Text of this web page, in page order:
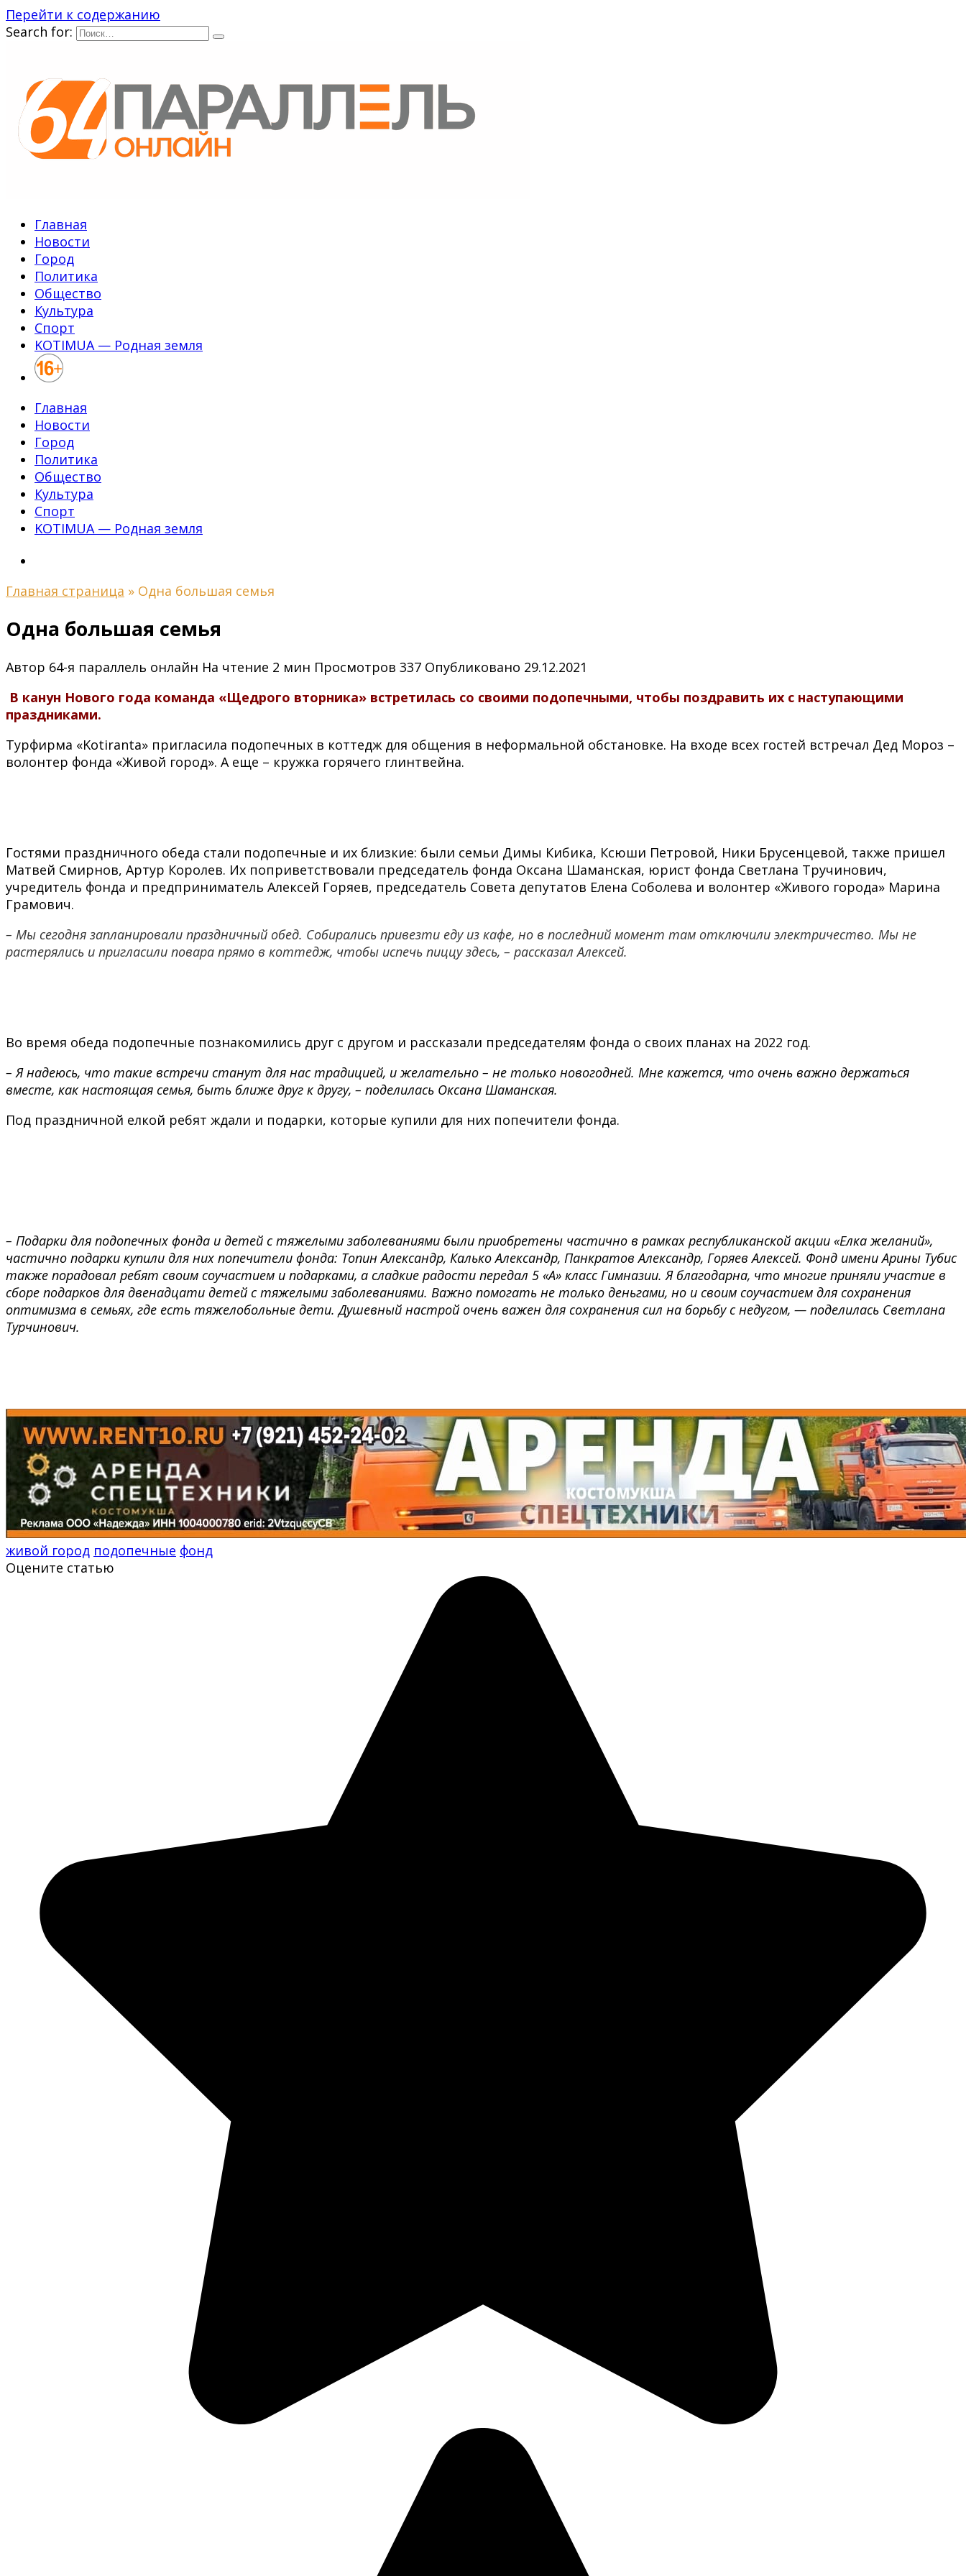
Перейти к содержанию
Search for:
Главная
Новости
Город
Политика
Общество
Культура
Спорт
KOTIMUA — Родная земля
Главная
Новости
Город
Политика
Общество
Культура
Спорт
KOTIMUA — Родная земля
Главная страница » Одна большая семья
Одна большая семья
Автор 64-я параллель онлайн На чтение 2 мин Просмотров 337 Опубликовано 29.12.2021
В канун Нового года команда «Щедрого вторника» встретилась со своими подопечными, чтобы поздравить их с наступающими
праздниками.
Турфирма «Kotiranta» пригласила подопечных в коттедж для общения в неформальной обстановке. На входе всех гостей встречал Дед Мороз –
волонтер фонда «Живой город». А еще – кружка горячего глинтвейна.
Гостями праздничного обеда стали подопечные и их близкие: были семьи Димы Кибика, Ксюши Петровой, Ники Брусенцевой, также пришел
Матвей Смирнов, Артур Королев. Их поприветствовали председатель фонда Оксана Шаманская, юрист фонда Светлана Тручинович,
учредитель фонда и предприниматель Алексей Горяев, председатель Совета депутатов Елена Соболева и волонтер «Живого города» Марина
Грамович.
– Мы сегодня запланировали праздничный обед. Собирались привезти еду из кафе, но в последний момент там отключили электричество. Мы не
растерялись и пригласили повара прямо в коттедж, чтобы испечь пиццу здесь, – рассказал Алексей.
Во время обеда подопечные познакомились друг с другом и рассказали председателям фонда о своих планах на 2022 год.
– Я надеюсь, что такие встречи станут для нас традицией, и желательно – не только новогодней. Мне кажется, что очень важно держаться
вместе, как настоящая семья, быть ближе друг к другу, – поделилась Оксана Шаманская.
Под праздничной елкой ребят ждали и подарки, которые купили для них попечители фонда.
– Подарки для подопечных фонда и детей с тяжелыми заболеваниями были приобретены частично в рамках республиканской акции «Елка желаний»,
частично подарки купили для них попечители фонда: Топин Александр, Калько Александр, Панкратов Александр, Горяев Алексей. Фонд имени Арины Тубис
также порадовал ребят своим соучастием и подарками, а сладкие радости передал 5 «А» класс Гимназии. Я благодарна, что многие приняли участие в
сборе подарков для двенадцати детей с тяжелыми заболеваниями. Важно помогать не только деньгами, но и своим соучастием для сохранения
оптимизма в семьях, где есть тяжелобольные дети. Душевный настрой очень важен для сохранения сил на борьбу с недугом, — поделилась Светлана
Турчинович.
живой город подопечные фонд
Оцените статью